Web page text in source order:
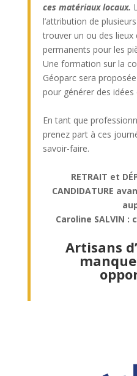
ces matériaux locaux.
l’attribution de
trouver un ou des lieux
permanents pour les
Une formation sur la
Géoparc sera
pour générer des
En tant que
prenez part à ces
savoir-faire.
RETRAIT et
CANDIDATURE
Caroline SALVIN
Artisans